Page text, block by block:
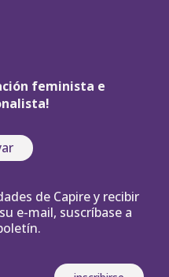
feminista e
de Capire y recibir
e-mail, suscríbase a